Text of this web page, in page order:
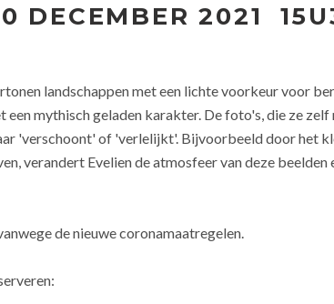
DECEMBER 2021
landschappen met een lichte voorkeur voor
een mythisch geladen karakter. De foto's, die ze
'verschoont' of 'verlelijkt'. Bijvoorbeeld door het
verandert Evelien de atmosfeer van deze
de nieuwe coronamaatregelen.